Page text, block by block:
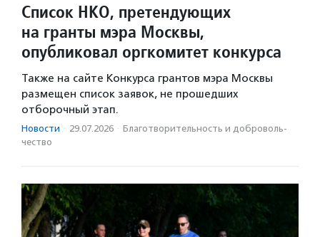
Список НКО, претендующих
на гранты мэра Москвы,
опубликовал оргкомитет конкурса
Также на сайте Конкурса грантов мэра Москвы
размещен список заявок, не прошедших
отборочный этап.
Новости · 29.07.2026 · Благотвори­тель­ность и доброволь­
чест­во